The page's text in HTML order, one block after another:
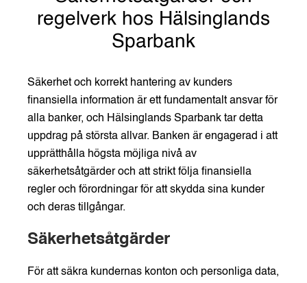
regelverk hos Hälsinglands
Sparbank
Säkerhet och korrekt hantering av kunders
finansiella information är ett fundamentalt ansvar för
alla banker, och Hälsinglands Sparbank tar detta
uppdrag på största allvar. Banken är engagerad i att
upprätthålla högsta möjliga nivå av
säkerhetsåtgärder och att strikt följa finansiella
regler och förordningar för att skydda sina kunder
och deras tillgångar.
Säkerhetsåtgärder
För att säkra kundernas konton och personliga data,